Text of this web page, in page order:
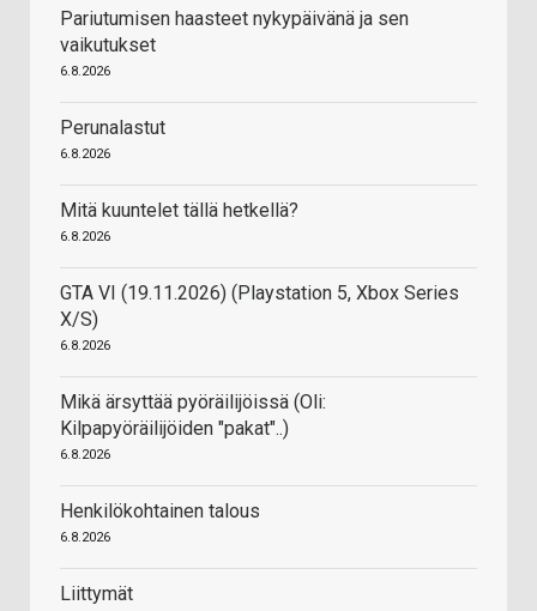
Pariutumisen haasteet nykypäivänä ja sen
vaikutukset
6.8.2026
Perunalastut
6.8.2026
Mitä kuuntelet tällä hetkellä?
6.8.2026
GTA VI (19.11.2026) (Playstation 5, Xbox Series
X/S)
6.8.2026
Mikä ärsyttää pyöräilijöissä (Oli:
Kilpapyöräilijöiden "pakat"..)
6.8.2026
Henkilökohtainen talous
6.8.2026
Liittymät